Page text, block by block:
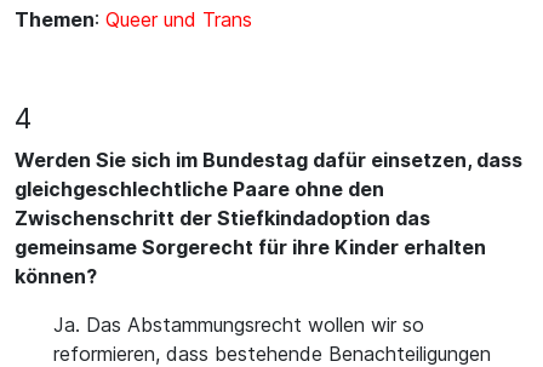
Themen: Queer und Trans
4
Werden Sie sich im Bundestag dafür einsetzen, dass
gleichgeschlechtliche Paare ohne den
Zwischenschritt der Stiefkindadoption das
gemeinsame Sorgerecht für ihre Kinder erhalten
können?
Ja. Das Abstammungsrecht wollen wir so
reformieren, dass bestehende Benachteiligungen